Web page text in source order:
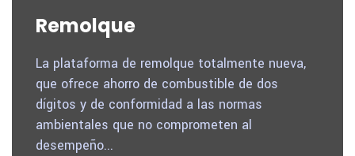
Remolque
La plataforma de remolque totalmente nueva,
que ofrece ahorro de combustible de dos
dígitos y de conformidad a las normas
ambientales que no comprometen al
desempeño...